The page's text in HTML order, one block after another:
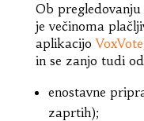
Ob
je večinoma
aplikacijoVoxVote
in se zanjo tudi
enostavne
zaprtih);